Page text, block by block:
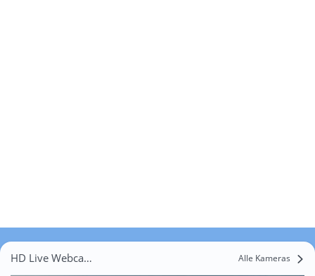
HD Live Webcams Habichtshöfe Alle Kameras